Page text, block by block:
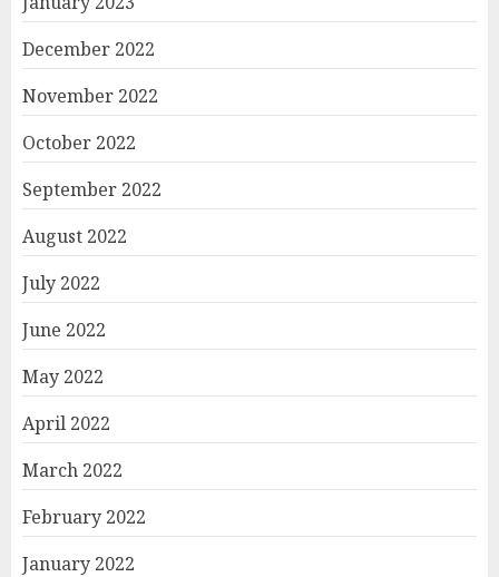
December 2022
November 2022
October 2022
September 2022
August 2022
July 2022
June 2022
May 2022
April 2022
March 2022
February 2022
January 2022